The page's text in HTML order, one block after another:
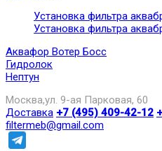
Установка фильтра
Установка фильтра
Аквафор Вотер Босс
Гидролок
Нептун
Москва,ул. 9-ая Парковая, 60
Доставка +7 (495) 409-42-12
filtermeb@gmail.com